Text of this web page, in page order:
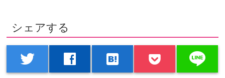
シェアする
twitter facebook hatenabookmark line